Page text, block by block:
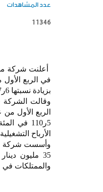
عدد المشاهدات
11346
بزيادة نسبتها 6ر97 في المئة.
وقالت الشركة
5ر110
الأرباح
والممتلكات في